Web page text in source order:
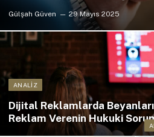
Gülşah Güven 29 Mayıs 2025
ANALIZ
Dijital Reklamlarda
Reklam Verenin Hukuki